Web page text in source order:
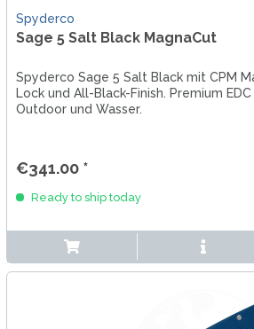
Spyderco
Sage 5 Salt Black MagnaCut
Spyderco Sage 5 Salt Black mit CPM
Lock und All-Black-Finish. Premium
Outdoor und Wasser.
€341.00 *
Ready to ship today